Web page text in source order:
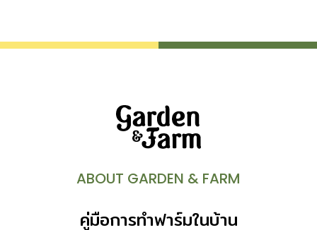
ABOUT GARDEN & FARM
คู่มือการทำฟาร์มในบ้าน